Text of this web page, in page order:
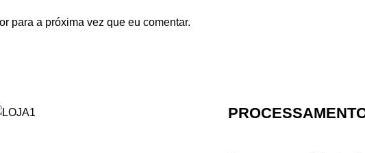
para a próxima vez que eu comentar.